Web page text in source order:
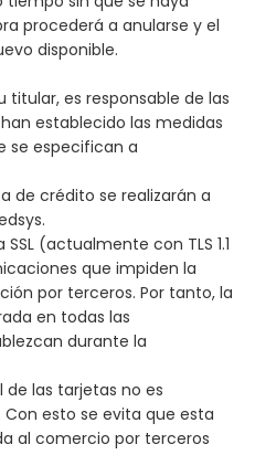
procederá a anularse y el
disponible.
titular, es responsable de las
establecido las medidas
se especifican a
de crédito se realizarán a
(actualmente con TLS 1.1
que impiden la
por terceros. Por tanto, la
en todas las
durante la
las tarjetas no es
Con esto se evita que esta
al comercio por terceros